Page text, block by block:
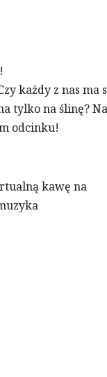
każdy z nas
tylko na ślinę?
odcinku!
kawę na